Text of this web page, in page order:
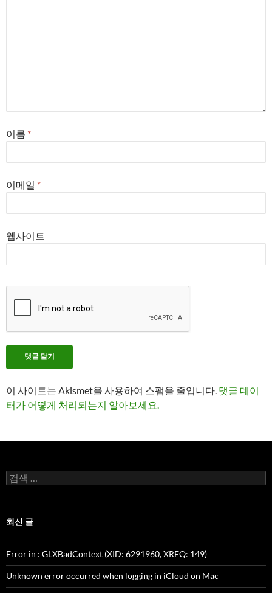
이름 *
이메일 *
웹사이트
이 사이트는 Akismet을 사용하여 스팸을 줄입니다. 댓글 데이
터가 어떻게 처리되는지 알아보세요.
검
색:
최신 글
Error in : GLXBadContext (XID: 6291960, XREQ: 149)
Unknown error occurred when logging in iCloud on Mac